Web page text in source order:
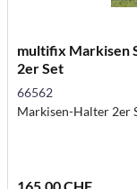
multifix Markisen
2er Set
66562
Markisen-Halter 2er